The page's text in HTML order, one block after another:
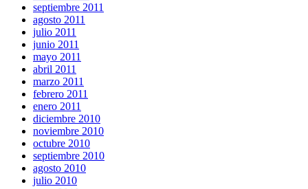
septiembre 2011
agosto 2011
julio 2011
junio 2011
mayo 2011
abril 2011
marzo 2011
febrero 2011
enero 2011
diciembre 2010
noviembre 2010
octubre 2010
septiembre 2010
agosto 2010
julio 2010